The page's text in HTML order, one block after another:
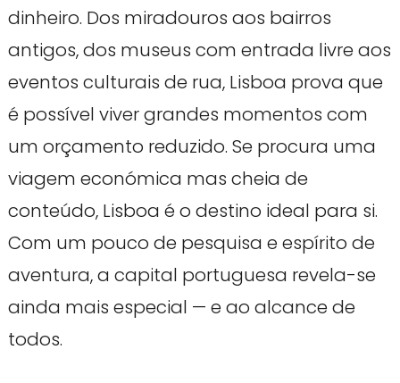
dinheiro. Dos miradouros aos bairros
antigos, dos museus com entrada livre aos
eventos culturais de rua, Lisboa prova que
é possível viver grandes momentos com
um orçamento reduzido. Se procura uma
viagem económica mas cheia de
conteúdo, Lisboa é o destino ideal para si.
Com um pouco de pesquisa e espírito de
aventura, a capital portuguesa revela-se
ainda mais especial — e ao alcance de
todos.